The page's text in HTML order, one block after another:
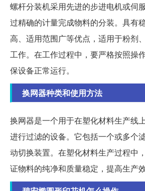
螺杆分装机采用先进的步进电机或伺
过精确的计量完成物料的分装。具有
高、适用范围广等优点，适用于粉剂
工作。在工作过程中，要严格按照操
保设备正常运行。
换网器种类和使用方法
换网器是一个用于在塑化材料生产线
进行过滤的设备。它包括一个或多个
动切换装置。在塑化材料生产过程中
证物料的纯净和质量稳定，提高生产